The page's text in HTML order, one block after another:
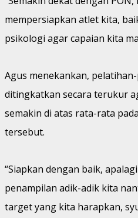
mempersiapkan atlet kita,
psikologi agar capaian kita
Agus menekankan,
ditingkatkan secara terukur
semakin di atas rata-rata
tersebut.
“Siapkan dengan baik,
penampilan adik-adik kita
target yang kita harapkan,